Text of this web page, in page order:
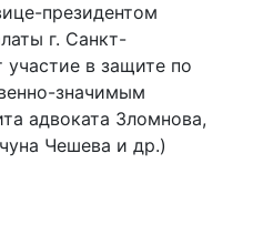
президентом
г. Санкт-
в защите по
значимым
адвоката Зломнова,
Чешева и др.)